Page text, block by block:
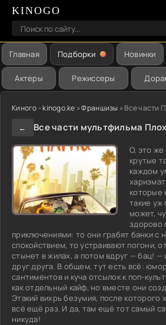
KINOGO
Главная Подборки Новинки
Актеры Режиссеры
Киного - kinogo.ke »Франшизы » Все части
←
Все части мультфильма
О, это же
крутые
каждом
которые
такие уж
может,
здорово
приключениями: то они грабят банки с
спокойствием, то устраивают погони,
стынет в жилах, а потом вдруг — бац! —
друг друга. В общем, тут есть всё:
сантиментов и куча отсылок к поп-
как отдельный кайф, но вместе они
Этакий вихрь безумия, после которого
всё ещё раз. И да, там ещё тот самый
никуда!